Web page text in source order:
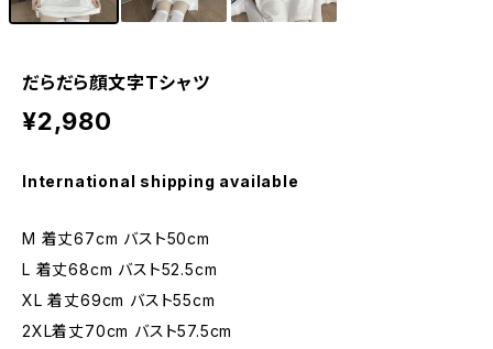
だらだら顔文字Tシャツ
¥2,980
International shipping available
M 着丈67cm バスト50cm
L 着丈68cm バスト52.5cm
XL 着丈69cm バスト55cm
2XL着丈70cm バスト57.5cm